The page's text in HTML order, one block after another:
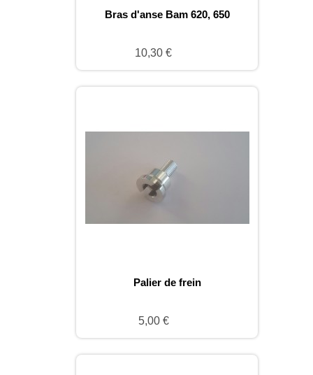
Bras d'anse Bam 620, 650
10,30 €
Palier de frein
5,00 €